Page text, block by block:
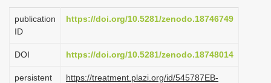
i
g
t
i
publication
ID
https://doi.org/10.5281/zenodo.18746749
DOI https://doi.org/10.5281/zenodo.18748014
persistent
https://treatment.plazi.org/id/545787EB-